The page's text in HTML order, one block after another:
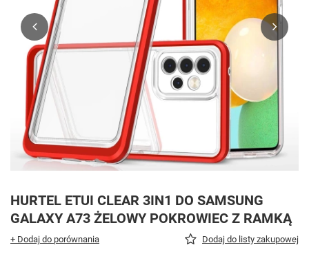
HURTEL ETUI CLEAR 3IN1 DO SAMSUNG
GALAXY A73 ŻELOWY POKROWIEC Z RAMKĄ
+ Dodaj do porównania Dodaj do listy zakupowej